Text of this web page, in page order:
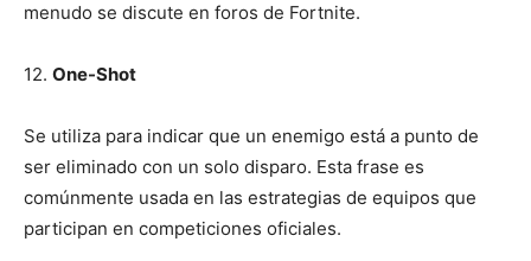
menudo se discute en foros de Fortnite.
12. One-Shot
Se utiliza para indicar que un enemigo está a punto de
ser eliminado con un solo disparo. Esta frase es
comúnmente usada en las estrategias de equipos que
participan en competiciones oficiales.